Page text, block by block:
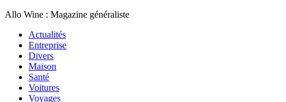
Allo Wine : Magazine généraliste
Actualités
Entreprise
Divers
Maison
Santé
Voitures
Voyages